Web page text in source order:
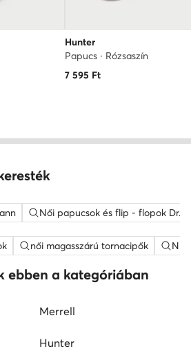
Hunter
Papucs · Rózsaszín
7 595 Ft
Női papucsok és flip - flopok Dr.
női magasszárú tornacipők
ebben a kategóriában
Merrell
Hunter